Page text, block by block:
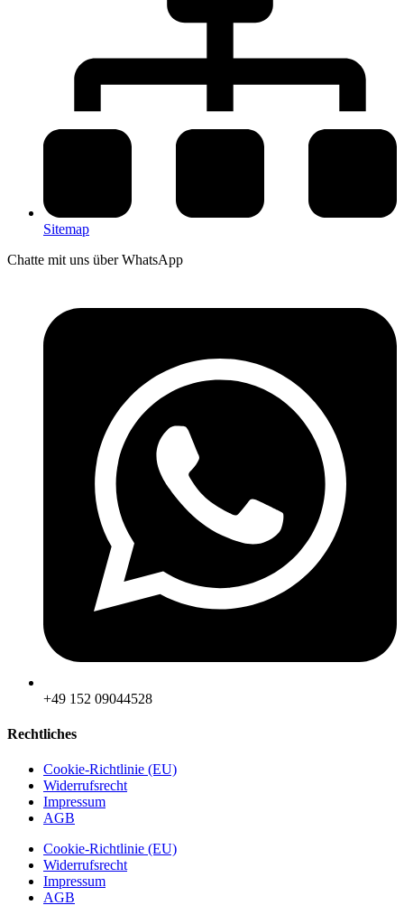
Sitemap
Chatte mit uns über WhatsApp
‪+49 152 09044528
Rechtliches
Cookie-Richtlinie (EU)
Widerrufsrecht
Impressum
AGB
Cookie-Richtlinie (EU)
Widerrufsrecht
Impressum
AGB